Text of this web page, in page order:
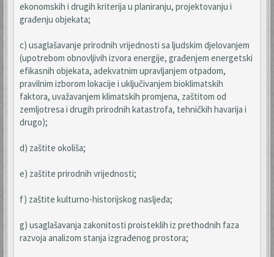
ekonomskih i drugih kriterija u planiranju, projektovanju i
građenju objekata;
c) usaglašavanje prirodnih vrijednosti sa ljudskim djelovanjem
(upotrebom obnovljivih izvora energije, građenjem energetski
efikasnih objekata, adekvatnim upravljanjem otpadom,
pravilnim izborom lokacije i uključivanjem bioklimatskih
faktora, uvažavanjem klimatskih promjena, zaštitom od
zemljotresa i drugih prirodnih katastrofa, tehničkih havarija i
drugo);
d) zaštite okoliša;
e) zaštite prirodnih vrijednosti;
f) zaštite kulturno-historijskog nasljeđa;
g) usaglašavanja zakonitosti proisteklih iz prethodnih faza
razvoja analizom stanja izgrađenog prostora;